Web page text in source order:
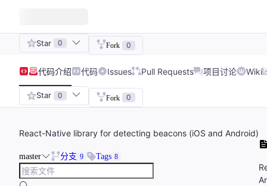
Star 0 Fork 0
代码介绍 代码 Issues Pull Requests 项目讨论 Wiki
Star 0 Fork 0
React-Native library for detecting beacons (iOS and Android)
master 分支 9 Tags 8